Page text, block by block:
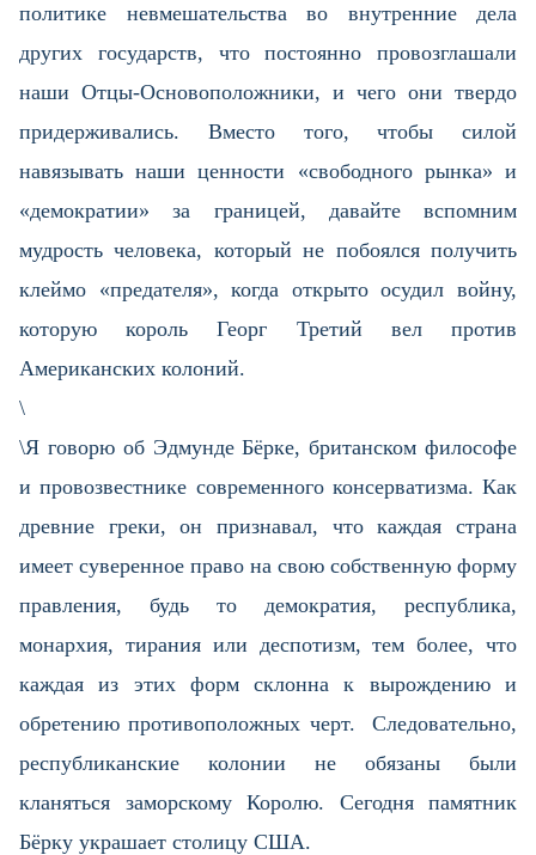
политике невмешательства во внутренние дела
других государств, что постоянно провозглашали
наши Отцы-Основоположники, и чего они твердо
придерживались. Вместо того, чтобы силой
навязывать наши ценности «свободного рынка» и
«демократии» за границей, давайте вспомним
мудрость человека, который не побоялся получить
клеймо «предателя», когда открыто осудил войну,
которую король Георг Третий вел против
Американских колоний.
\
\Я говорю об Эдмунде Бёрке, британском философе
и провозвестнике современного консерватизма. Как
древние греки, он признавал, что каждая страна
имеет суверенное право на свою собственную форму
правления, будь то демократия, республика,
монархия, тирания или деспотизм, тем более, что
каждая из этих форм склонна к вырождению и
обретению противоположных черт. Следовательно,
республиканские колонии не обязаны были
кланяться заморскому Королю. Сегодня памятник
Бёрку украшает столицу США.